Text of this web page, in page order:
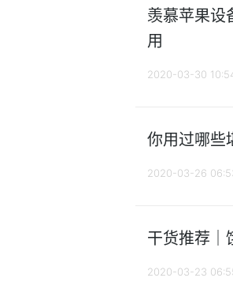
羡慕苹果
用
2020-03-30
你用过哪些
2020-03-26
干货推荐｜
2020-03-23